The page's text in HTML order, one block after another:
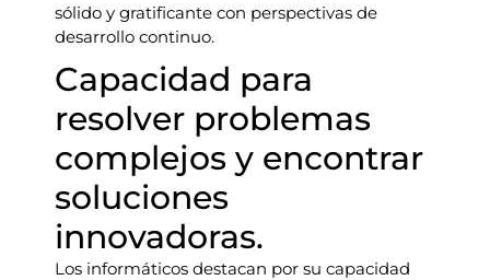
sólido y gratificante con perspectivas de
desarrollo continuo.
Capacidad para
resolver problemas
complejos y encontrar
soluciones
innovadoras.
Los informáticos destacan por su capacidad